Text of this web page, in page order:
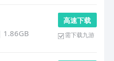
1.86GB
高 速 下 载
需下载九游